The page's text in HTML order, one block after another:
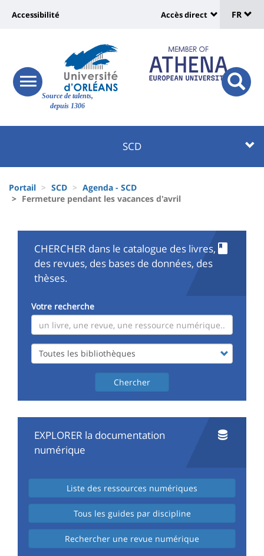
Site
Source de talents,
depuis 1306
Recherche
responsive
menu
button
Université
vers
page
accessibilité
Accessibilité
:
Shortcut
links
Accès direct
de
FR
Block
liste
composantes
SCD
d'Ariane
Portail SCD
Agenda - SCD
Fermeture pendant les vacances d'avril
CHERCHER dans le catalogue des livres,
des revues, des bases de données, des
thèses.
Votre recherche
CHERCHER
dans
Chercher
EXPLORER la documentation
numérique
Liste des ressources numériques
Tous les guides par discipline
Rechercher une revue numérique